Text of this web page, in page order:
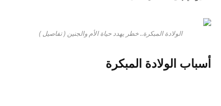
الولادة المبكرة.. خطر يهدد حياة الأم والجنين ( تفاصيل )
أسباب الولادة المبكرة